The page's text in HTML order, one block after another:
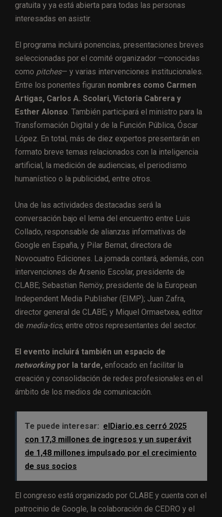
gratuita y ya está abierta para todas las personas
interesadas en asistir.
El programa incluirá ponencias, presentaciones breves
seleccionadas por el comité organizador —conocidas
como pitches— y varias intervenciones institucionales.
Entre los ponentes figuran nombres como Carmen
Artigas, Carlos A. Scolari, Victoria Cabrera y
Esther Alonso. También participará el ministro para la
Transformación Digital y de la Función Pública, Óscar
López. En total, más de diez expertos presentarán en
formato breve temas relacionados con la inteligencia
artificial, la medición de audiencias, el periodismo
humanístico o la publicidad, entre otros.
Una de las actividades destacadas será la
conversación bajo el lema del encuentro entre Luis
Collado, responsable de alianzas informativas de
Google en España, y Pilar Bernat, directora de
Novocuatro Ediciones. La jornada contará, además, con
intervenciones de Arsenio Escolar, presidente de
CLABE; Sebastian Remöy, presidente de la European
Independent Media Publisher (EIMP); Juan Zafra,
director general de CLABE; y Miquel Ormaetxea, editor
de media-tics, entre otros representantes del sector.
El evento incluirá también un espacio de
networkingpor la tarde, enfocado en facilitar la
creación y consolidación de redes profesionales en el
ámbito de los medios de comunicación.
Te puede interesar: elDiario.es cerró 2025
con 17,3 millones de ingresos y un superávit
de 1,48 millones impulsado por el crecimiento
de sus socios
El congreso está organizado por CLABE y cuenta con el
patrocinio de Google, la colaboración de CEDRO y el